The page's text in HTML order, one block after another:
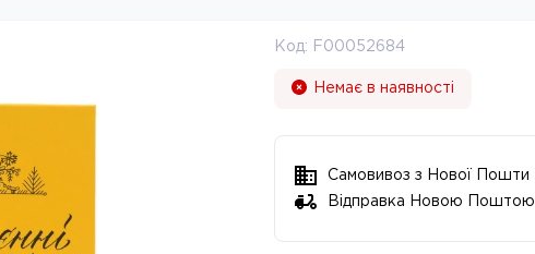
Код: F00052684
Немає в наявності
Самовивоз з Нової Пошти
Відправка Новою Поштою